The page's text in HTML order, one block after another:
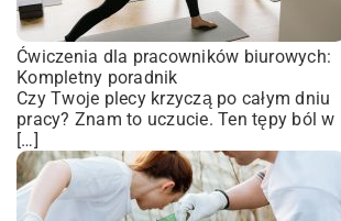
Ćwiczenia dla pracowników biurowych:
Kompletny poradnik
Czy Twoje plecy krzyczą po całym dniu
pracy? Znam to uczucie. Ten tępy ból w
[…]